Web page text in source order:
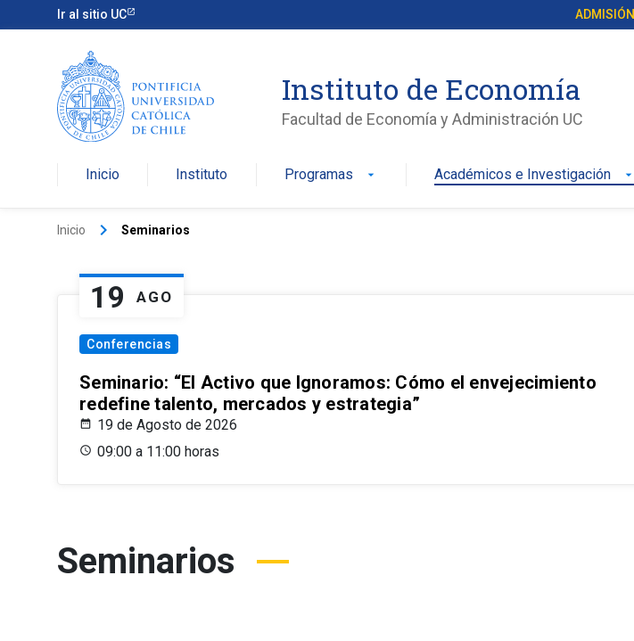
Ir al sitio UC ADMISIÓN
Instituto de Economía
Facultad de Economía y Administración UC
Inicio Instituto Programas arrow_drop_down Académicos e Investigación arrow_drop_down
Inicio keyboard_arrow_right Seminarios
19 AGO
Conferencias
Seminario: “El Activo que Ignoramos: Cómo el envejecimiento
redefine talento, mercados y estrategia”
19 de Agosto de 2026
09:00 a 11:00 horas
Seminarios